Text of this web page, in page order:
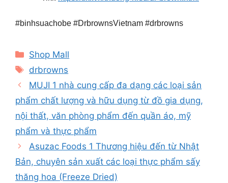
#binhsuachobe #DrbrownsVietnam #drbrowns
Categories
Shop Mall
Tags
drbrowns
MUJI 1 nhà cung cấp đa dạng các loại sản
phẩm chất lượng và hữu dụng từ đồ gia dụng,
nội thất, văn phòng phẩm đến quần áo, mỹ
phẩm và thực phẩm
Asuzac Foods 1 Thương hiệu đến từ Nhật
Bản, chuyên sản xuất các loại thực phẩm sấy
thăng hoa (Freeze Dried)